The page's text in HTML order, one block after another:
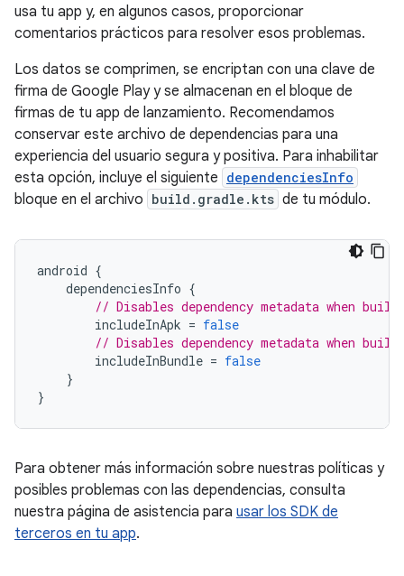
usa tu app y, en algunos casos, proporcionar
comentarios prácticos para resolver esos problemas.
Los datos se comprimen, se encriptan con una clave de
firma de Google Play y se almacenan en el bloque de
firmas de tu app de lanzamiento. Recomendamos
conservar este archivo de dependencias para una
experiencia del usuario segura y positiva. Para inhabilitar
esta opción, incluye el siguiente dependenciesInfo
bloque en el archivo build.gradle.kts de tu módulo.
android {
dependenciesInfo {
// Disables dependency metadata when
includeInApk = false
// Disables dependency metadata when
includeInBundle = false
}
}
Para obtener más información sobre nuestras políticas y
posibles problemas con las dependencias, consulta
nuestra página de asistencia para usar los SDK de
terceros en tu app.